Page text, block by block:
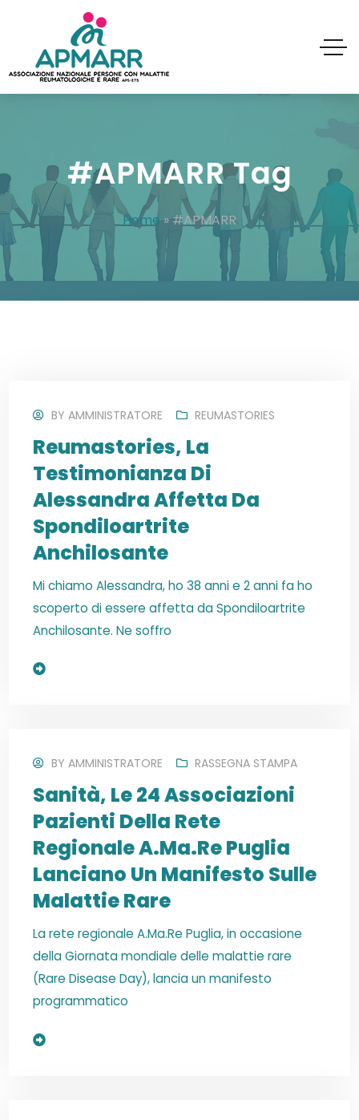
#APMARR Tag
Home»#APMARR
BYAMMINISTRATORE REUMASTORIES
Reumastories, La
Testimonianza Di
Alessandra Affetta Da
Spondiloartrite
Anchilosante
Mi chiamo Alessandra, ho 38 anni e 2 anni fa ho
scoperto di essere affetta da Spondiloartrite
Anchilosante. Ne soffro
BYAMMINISTRATORE RASSEGNA STAMPA
Sanità, Le 24 Associazioni
Pazienti Della Rete
Regionale A.Ma.Re Puglia
Lanciano Un Manifesto Sulle
Malattie Rare
La rete regionale A.Ma.Re Puglia, in occasione
della Giornata mondiale delle malattie rare
(Rare Disease Day), lancia un manifesto
programmatico